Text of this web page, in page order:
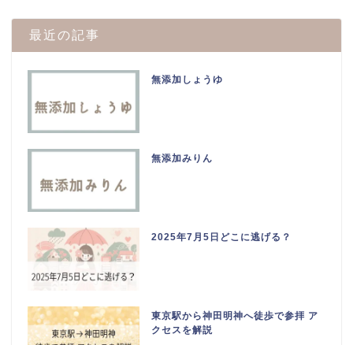
最近の記事
無添加しょうゆ
無添加みりん
2025年7月5日どこに逃げる？
東京駅から神田明神へ徒歩で参拝 ア
クセスを解説